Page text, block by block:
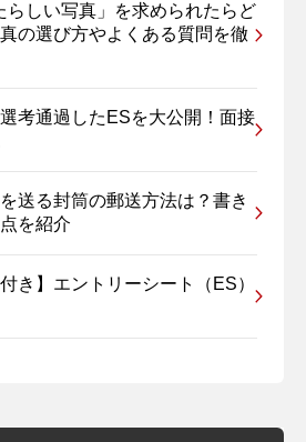
らしい写真」を求められたらど
の選び方やよくある質問を徹
考通過したESを大公開！面接
送る封筒の郵送方法は？書き
を紹介
き】エントリーシート（ES）